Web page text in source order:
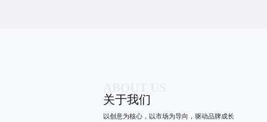
关于我们
以创意为核心，以市场为导向，驱动品牌成长